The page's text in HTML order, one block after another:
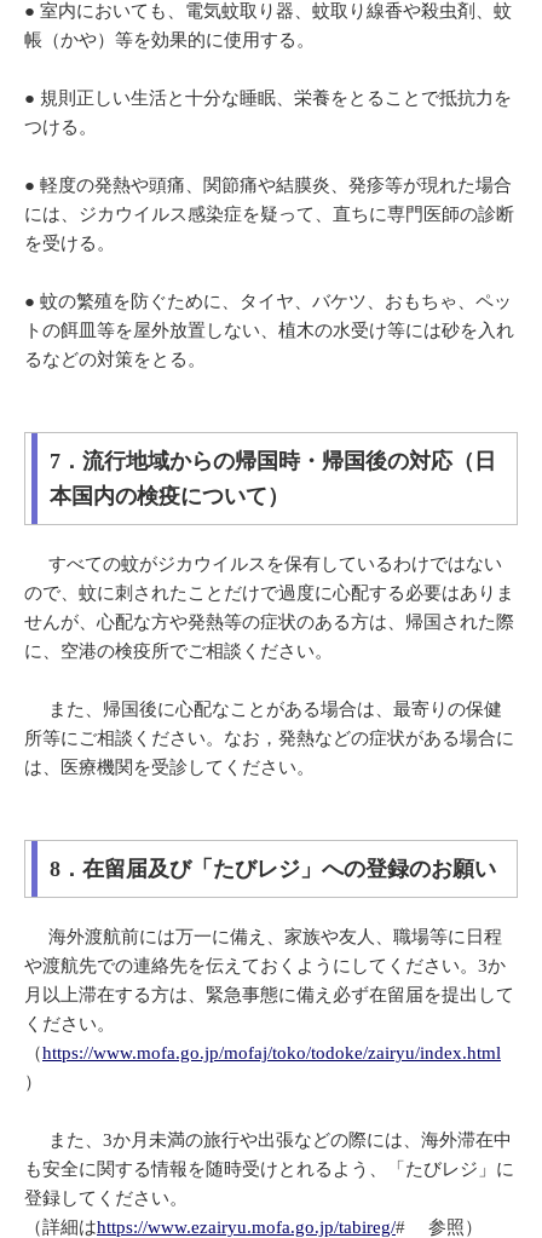
● 室内においても、電気蚊取り器、蚊取り線香や殺虫剤、蚊
帳（かや）等を効果的に使用する。
● 規則正しい生活と十分な睡眠、栄養をとることで抵抗力を
つける。
● 軽度の発熱や頭痛、関節痛や結膜炎、発疹等が現れた場合
には、ジカウイルス感染症を疑って、直ちに専門医師の診断
を受ける。
● 蚊の繁殖を防ぐために、タイヤ、バケツ、おもちゃ、ペッ
トの餌皿等を屋外放置しない、植木の水受け等には砂を入れ
るなどの対策をとる。
7．流行地域からの帰国時・帰国後の対応（日
本国内の検疫について）
すべての蚊がジカウイルスを保有しているわけではない
ので、蚊に刺されたことだけで過度に心配する必要はありま
せんが、心配な方や発熱等の症状のある方は、帰国された際
に、空港の検疫所でご相談ください。
また、帰国後に心配なことがある場合は、最寄りの保健
所等にご相談ください。なお，発熱などの症状がある場合に
は、医療機関を受診してください。
8．在留届及び「たびレジ」への登録のお願い
海外渡航前には万一に備え、家族や友人、職場等に日程
や渡航先での連絡先を伝えておくようにしてください。3か
月以上滞在する方は、緊急事態に備え必ず在留届を提出して
ください。
（https://www.mofa.go.jp/mofaj/toko/todoke/zairyu/index.html
）
また、3か月未満の旅行や出張などの際には、海外滞在中
も安全に関する情報を随時受けとれるよう、「たびレジ」に
登録してください。
（詳細はhttps://www.ezairyu.mofa.go.jp/tabireg/# 参照）